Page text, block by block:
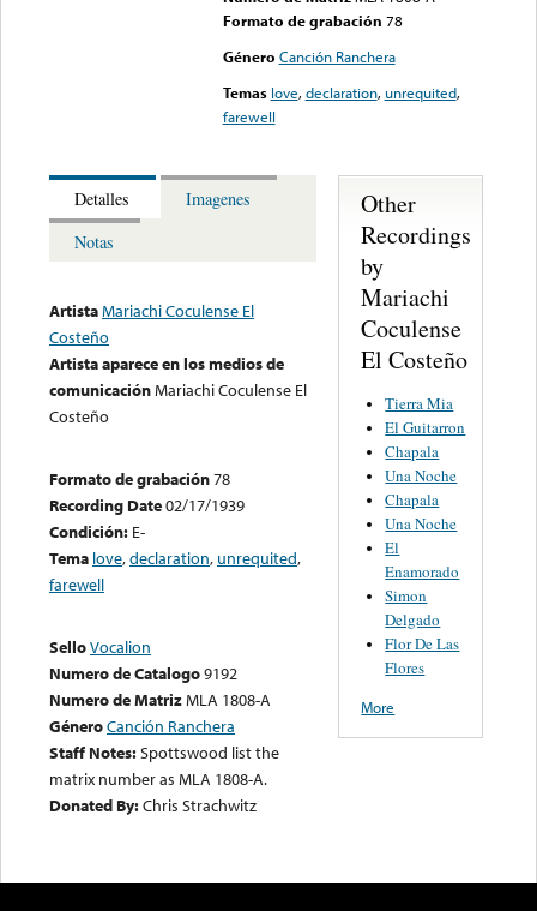
Formato de grabación 78
Género Canción Ranchera
Temas love,declaration,unrequited,
farewell
Detalles
Imagenes
Notas
ArtistaMariachi Coculense El
Costeño
Artista aparece en los medios de
comunicaciónMariachi Coculense El
Costeño
Formato de grabación78
Recording Date02/17/1939
Condición: E-
Tema love,declaration, unrequited,
farewell
SelloVocalion
Numero de Catalogo9192
Numero de MatrizMLA 1808-A
GéneroCanción Ranchera
Staff Notes:Spottswood list the
matrix number as MLA 1808-A.
Donated By:Chris Strachwitz
Other
Recordings
by
Mariachi
Coculense
El Costeño
Tierra Mia
El Guitarron
Chapala
Una Noche
Chapala
Una Noche
El
Enamorado
Simon
Delgado
Flor De Las
Flores
More